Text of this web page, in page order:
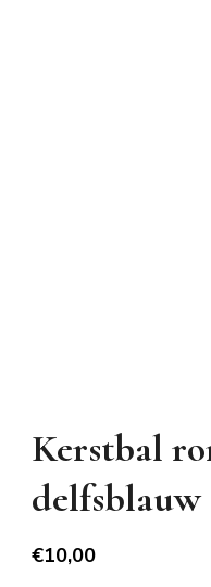
Kerstbal
delfsblauw
€10,00